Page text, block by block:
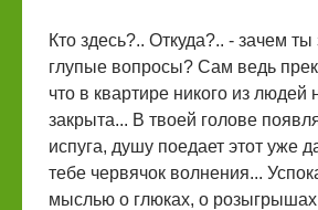
Кто здесь?.. Откуда?.. - зачем
глупые вопросы? Сам ведь
что в квартире никого из людей
закрыта... В твоей голове
испуга, душу поедает этот уже
тебе червячок волнения...
мыслью о глюках, о